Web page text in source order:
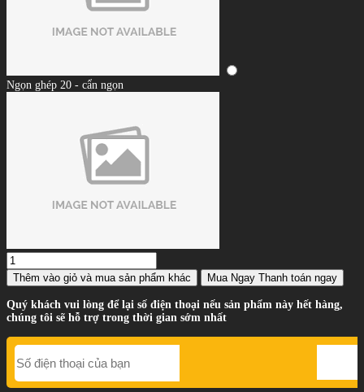
Ngọn ghép 20 - cẩn ngọn
Thêm vào giỏ và mua sản phẩm khác Mua Ngay Thanh toán ngay
Quý khách vui lòng để lại số điện thoại nếu sản phẩm này hết hàng,
chúng tôi sẽ hỗ trợ trong thời gian sớm nhất